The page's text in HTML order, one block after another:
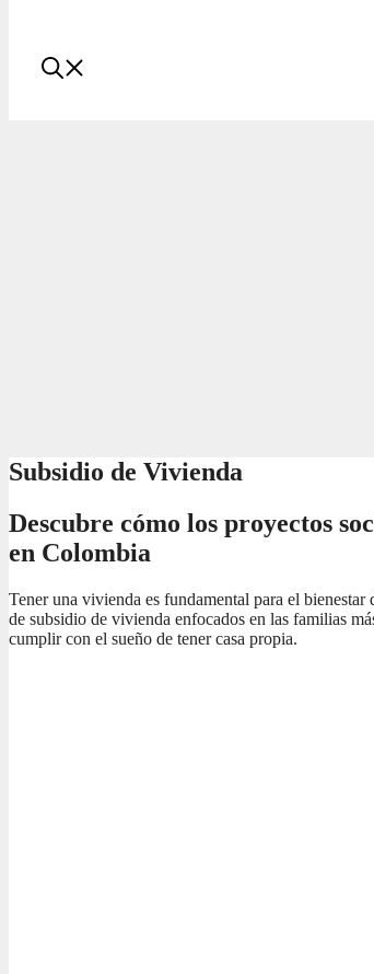
Subsidio de Vivienda
Descubre cómo los proyectos
en Colombia
Tener una vivienda es fundamental para el
de subsidio de vivienda enfocados en las familias
cumplir con el sueño de tener casa propia.